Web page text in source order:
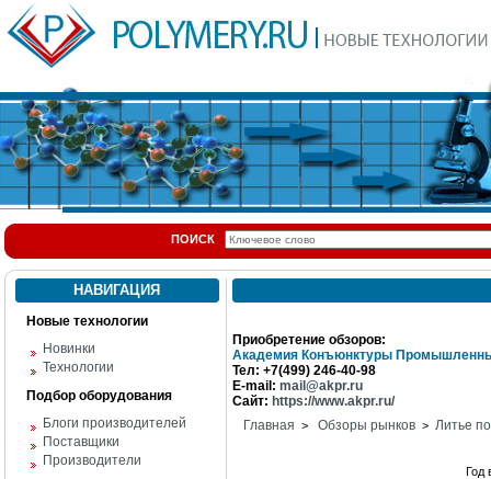
ПОИСК
НАВИГАЦИЯ
Новые технологии
Новинки
Технологии
Подбор оборудования
Блоги производителей
Поставщики
Производители
Приобретение обзоров:
Академия Конъюнктуры
Тел: +7(499) 246-40-98
E-mail: mail@akpr.ru
Сайт: https://www.akpr.ru/
Главная > Обзоры рынков > Литье
Год